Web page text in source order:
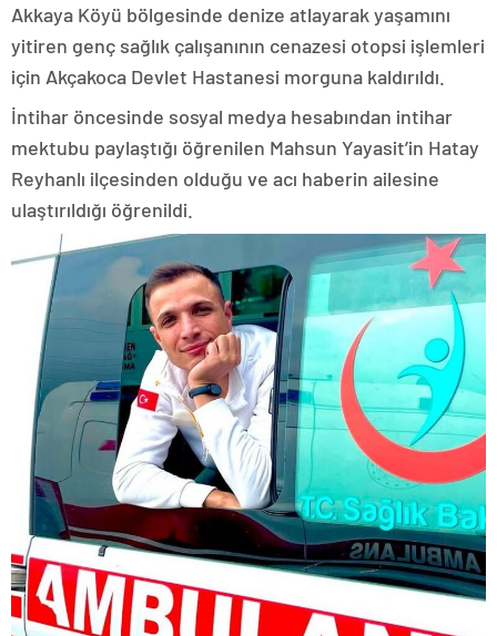
Akkaya Köyü bölgesinde denize atlayarak yaşamını
yitiren genç sağlık çalışanının cenazesi otopsi işlemleri
için Akçakoca Devlet Hastanesi morguna kaldırıldı.
İntihar öncesinde sosyal medya hesabından intihar
mektubu paylaştığı öğrenilen Mahsun Yayasit’in Hatay
Reyhanlı ilçesinden olduğu ve acı haberin ailesine
ulaştırıldığı öğrenildi.